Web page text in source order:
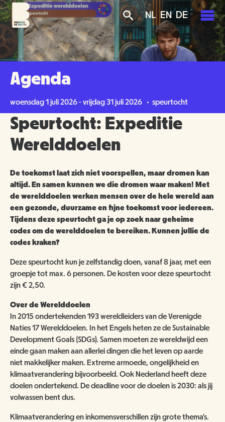
Overslaan
en
naar
de
inhoud
gaan
Skip
to
main
navigation
Skip
to
search
NL EN DE
PLAN JE BEZOEK
TICKETS
OPENINGSTIJDEN
ENTREEPRIJZEN
TOEGANKELIJKHEID
GROEPSBEZOEK
SCHOOLBEZOEK
EXPOSITIES
MUSEUMWINKEL
NU TE KOOP IN DE WINKEL
NIJMEEGSE VOGELMONUMENTJES
ZAALVERHUUR
HUISREGELS
AGENDA
OVER ONS
MISSIE EN VISIE
ORGANISATIE
BESTUUR
JAARVERSLAG
ORGANOGRAM
VRIJWILLIGERS
VACATURES
WORD VRIEND
GEEF EEN VRIENDSCHAP CADEAU!
SCHENKEN & NALATEN
OVER DE COLLECTIE
DOOD DIER GEVONDEN?
PUBLICATIES
BRUIKLENEN
ARCHITECTUUR
NIEUWSBRIEF
2000 JAAR GESCHIEDENIS AAN DE WAAL
GROENMAKERS
SCHOLEN
NATUUR- & MILIEUORGANISATIES
NATUUR- & MILIEUORGANISATIES
Agenda
woensdag 1 juli 2026 - vrijdag 31 juli 2026 • speurtocht
Speurtocht: Expeditie
Werelddoelen
De toekomst laat zich niet voorspellen, maar dromen kan
altijd. En samen kunnen we die dromen waar maken! Met
de werelddoelen werken mensen over de hele wereld aan
een gezonde, duurzame en fijne toekomst voor iedereen.
Tijdens deze speurtocht ga je op zoek naar geheime
codes om de werelddoelen te bereiken. Kunnen jullie de
codes kraken?
Deze speurtocht kun je zelfstandig doen, vanaf 8 jaar, met een
groepje tot max. 6 personen. De kosten voor deze speurtocht
zijn € 2,50.
Over de Werelddoelen
In 2015 ondertekenden 193 wereldleiders van de Verenigde
Naties 17 Werelddoelen. In het Engels heten ze de Sustainable
Development Goals (SDGs). Samen moeten ze wereldwijd een
einde gaan maken aan allerlei dingen die het leven op aarde
niet makkelijker maken. Extreme armoede, ongelijkheid en
klimaatverandering bijvoorbeeld. Ook Nederland heeft deze
doelen ondertekend. De deadline voor de doelen is 2030: als jij
volwassen bent dus.
Klimaatverandering en inkomensverschillen zijn grote thema’s.